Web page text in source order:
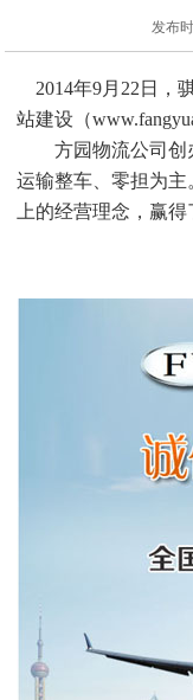
发布
2014年9月22日，
站建设（
方园物流公司创
运输整车、零担为
上的经营理念，赢